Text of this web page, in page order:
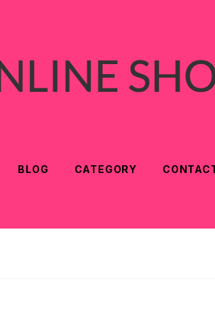
BLOG CATEGORY